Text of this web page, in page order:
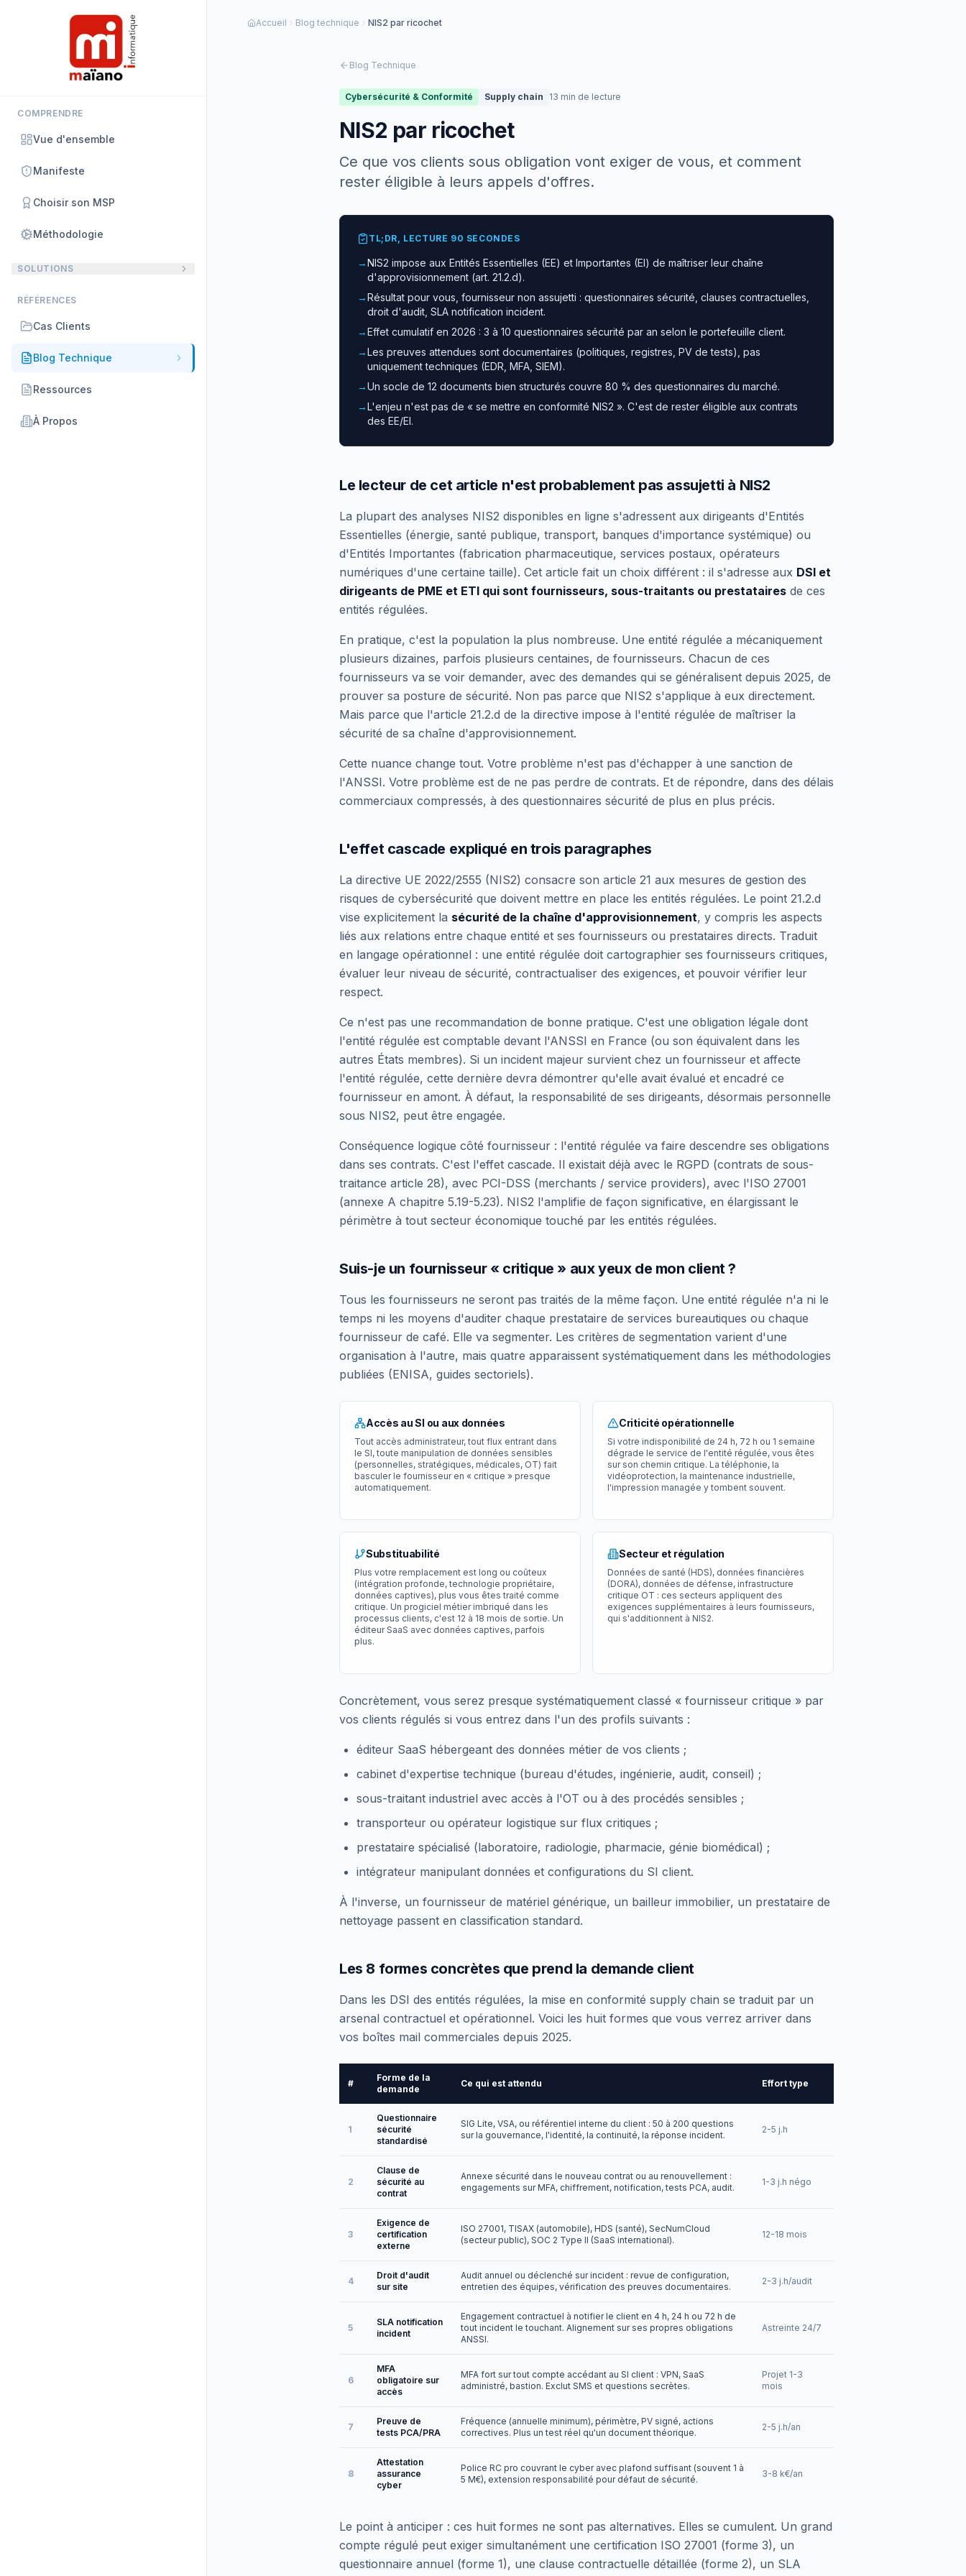
COMPRENDRE
Vue d'ensemble
Manifeste
Choisir son MSP
Méthodologie
SOLUTIONS
RÉFÉRENCES
Cas Clients
Blog Technique
Ressources
À Propos
Accueil Blog technique NIS2 par ricochet
Blog Technique
Cybersécurité & Conformité Supply chain 13 min de lecture
NIS2 par ricochet
Ce que vos clients sous obligation vont exiger de vous, et comment
rester éligible à leurs appels d'offres.
TL;DR, LECTURE 90 SECONDES
→NIS2 impose aux Entités Essentielles (EE) et Importantes (EI) de maîtriser leur chaîne
d'approvisionnement (art. 21.2.d).
→Résultat pour vous, fournisseur non assujetti : questionnaires sécurité, clauses contractuelles,
droit d'audit, SLA notification incident.
→Effet cumulatif en 2026 : 3 à 10 questionnaires sécurité par an selon le portefeuille client.
→Les preuves attendues sont documentaires (politiques, registres, PV de tests), pas
uniquement techniques (EDR, MFA, SIEM).
→Un socle de 12 documents bien structurés couvre 80 % des questionnaires du marché.
→L'enjeu n'est pas de « se mettre en conformité NIS2 ». C'est de rester éligible aux contrats
des EE/EI.
Le lecteur de cet article n'est probablement pas assujetti à NIS2
La plupart des analyses NIS2 disponibles en ligne s'adressent aux dirigeants d'Entités
Essentielles (énergie, santé publique, transport, banques d'importance systémique) ou
d'Entités Importantes (fabrication pharmaceutique, services postaux, opérateurs
numériques d'une certaine taille). Cet article fait un choix différent : il s'adresse aux DSI et
dirigeants de PME et ETI qui sont fournisseurs, sous-traitants ou prestataires de ces
entités régulées.
En pratique, c'est la population la plus nombreuse. Une entité régulée a mécaniquement
plusieurs dizaines, parfois plusieurs centaines, de fournisseurs. Chacun de ces
fournisseurs va se voir demander, avec des demandes qui se généralisent depuis 2025, de
prouver sa posture de sécurité. Non pas parce que NIS2 s'applique à eux directement.
Mais parce que l'article 21.2.d de la directive impose à l'entité régulée de maîtriser la
sécurité de sa chaîne d'approvisionnement.
Cette nuance change tout. Votre problème n'est pas d'échapper à une sanction de
l'ANSSI. Votre problème est de ne pas perdre de contrats. Et de répondre, dans des délais
commerciaux compressés, à des questionnaires sécurité de plus en plus précis.
L'effet cascade expliqué en trois paragraphes
La directive UE 2022/2555 (NIS2) consacre son article 21 aux mesures de gestion des
risques de cybersécurité que doivent mettre en place les entités régulées. Le point 21.2.d
vise explicitement la sécurité de la chaîne d'approvisionnement, y compris les aspects
liés aux relations entre chaque entité et ses fournisseurs ou prestataires directs. Traduit
en langage opérationnel : une entité régulée doit cartographier ses fournisseurs critiques,
évaluer leur niveau de sécurité, contractualiser des exigences, et pouvoir vérifier leur
respect.
Ce n'est pas une recommandation de bonne pratique. C'est une obligation légale dont
l'entité régulée est comptable devant l'ANSSI en France (ou son équivalent dans les
autres États membres). Si un incident majeur survient chez un fournisseur et affecte
l'entité régulée, cette dernière devra démontrer qu'elle avait évalué et encadré ce
fournisseur en amont. À défaut, la responsabilité de ses dirigeants, désormais personnelle
sous NIS2, peut être engagée.
Conséquence logique côté fournisseur : l'entité régulée va faire descendre ses obligations
dans ses contrats. C'est l'effet cascade. Il existait déjà avec le RGPD (contrats de sous-
traitance article 28), avec PCI-DSS (merchants / service providers), avec l'ISO 27001
(annexe A chapitre 5.19-5.23). NIS2 l'amplifie de façon significative, en élargissant le
périmètre à tout secteur économique touché par les entités régulées.
Suis-je un fournisseur « critique » aux yeux de mon client ?
Tous les fournisseurs ne seront pas traités de la même façon. Une entité régulée n'a ni le
temps ni les moyens d'auditer chaque prestataire de services bureautiques ou chaque
fournisseur de café. Elle va segmenter. Les critères de segmentation varient d'une
organisation à l'autre, mais quatre apparaissent systématiquement dans les méthodologies
publiées (ENISA, guides sectoriels).
Accès au SI ou aux données
Tout accès administrateur, tout flux entrant dans
le SI, toute manipulation de données sensibles
(personnelles, stratégiques, médicales, OT) fait
basculer le fournisseur en « critique » presque
automatiquement.
Criticité opérationnelle
Si votre indisponibilité de 24 h, 72 h ou 1 semaine
dégrade le service de l'entité régulée, vous êtes
sur son chemin critique. La téléphonie, la
vidéoprotection, la maintenance industrielle,
l'impression managée y tombent souvent.
Substituabilité
Plus votre remplacement est long ou coûteux
(intégration profonde, technologie propriétaire,
données captives), plus vous êtes traité comme
critique. Un progiciel métier imbriqué dans les
processus clients, c'est 12 à 18 mois de sortie. Un
éditeur SaaS avec données captives, parfois
plus.
Secteur et régulation
Données de santé (HDS), données financières
(DORA), données de défense, infrastructure
critique OT : ces secteurs appliquent des
exigences supplémentaires à leurs fournisseurs,
qui s'additionnent à NIS2.
Concrètement, vous serez presque systématiquement classé « fournisseur critique » par
vos clients régulés si vous entrez dans l'un des profils suivants :
éditeur SaaS hébergeant des données métier de vos clients ;
cabinet d'expertise technique (bureau d'études, ingénierie, audit, conseil) ;
sous-traitant industriel avec accès à l'OT ou à des procédés sensibles ;
transporteur ou opérateur logistique sur flux critiques ;
prestataire spécialisé (laboratoire, radiologie, pharmacie, génie biomédical) ;
intégrateur manipulant données et configurations du SI client.
À l'inverse, un fournisseur de matériel générique, un bailleur immobilier, un prestataire de
nettoyage passent en classification standard.
Les 8 formes concrètes que prend la demande client
Dans les DSI des entités régulées, la mise en conformité supply chain se traduit par un
arsenal contractuel et opérationnel. Voici les huit formes que vous verrez arriver dans
vos boîtes mail commerciales depuis 2025.
#
Forme de la
demande
Ce qui est attendu Effort type
1
Questionnaire
sécurité
standardisé
SIG Lite, VSA, ou référentiel interne du client : 50 à 200 questions
sur la gouvernance, l'identité, la continuité, la réponse incident.
2-5 j.h
2
Clause de
sécurité au
contrat
Annexe sécurité dans le nouveau contrat ou au renouvellement :
engagements sur MFA, chiffrement, notification, tests PCA, audit.
1-3 j.h négo
3
Exigence de
certification
externe
ISO 27001, TISAX (automobile), HDS (santé), SecNumCloud
(secteur public), SOC 2 Type II (SaaS international).
12-18 mois
4
Droit d'audit
sur site
Audit annuel ou déclenché sur incident : revue de configuration,
entretien des équipes, vérification des preuves documentaires.
2-3 j.h/audit
5
SLA notification
incident
Engagement contractuel à notifier le client en 4 h, 24 h ou 72 h de
tout incident le touchant. Alignement sur ses propres obligations
ANSSI.
Astreinte 24/7
6
MFA
obligatoire sur
accès
MFA fort sur tout compte accédant au SI client : VPN, SaaS
administré, bastion. Exclut SMS et questions secrètes.
Projet 1-3
mois
7
Preuve de
tests PCA/PRA
Fréquence (annuelle minimum), périmètre, PV signé, actions
correctives. Plus un test réel qu'un document théorique.
2-5 j.h/an
8
Attestation
assurance
cyber
Police RC pro couvrant le cyber avec plafond suffisant (souvent 1 à
5 M€), extension responsabilité pour défaut de sécurité.
3-8 k€/an
Le point à anticiper : ces huit formes ne sont pas alternatives. Elles se cumulent. Un grand
compte régulé peut exiger simultanément une certification ISO 27001 (forme 3), un
questionnaire annuel (forme 1), une clause contractuelle détaillée (forme 2), un SLA